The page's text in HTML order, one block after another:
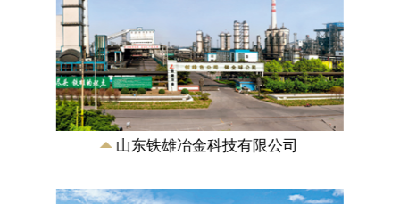
山东铁雄冶金科技有限公司
山东铁雄新沙能源有限公司
成立于2007年，是由山东铁雄冶金科技有
限公司、新汶矿业集团有限责任公司合资
兴建的特大型煤化工能源企业，注册资本
11.5...